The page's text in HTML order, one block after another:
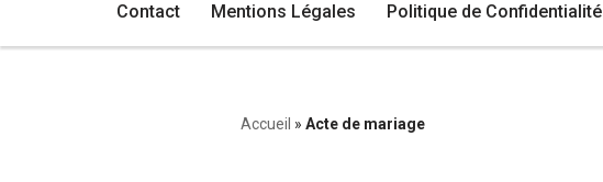
Contact Mentions Légales Politique de Confidentialité
Accueil » Acte de mariage